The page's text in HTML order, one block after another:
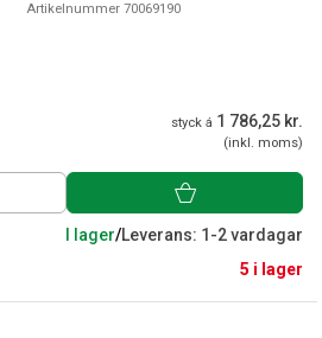
Artikelnummer 70069190
styck á 1 786,25 kr.
(inkl. moms)
I lager/Leverans: 1-2 vardagar
5 i lager